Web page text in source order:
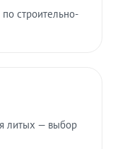
строительно-
литых — выбор